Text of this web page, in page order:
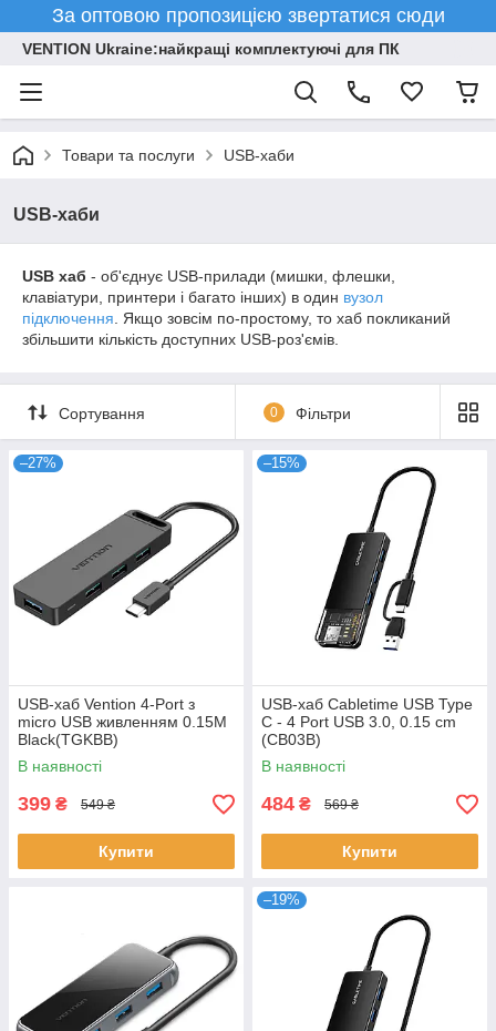
За оптовою пропозицією звертатися сюди
VENTION Ukraine:найкращі комплектуючі для ПК
Товари та послуги USB-хаби
USB-хаби
USB хаб - об'єднує USB-прилади (мишки, флешки,
клавіатури, принтери і багато інших) в один вузол
підключення . Якщо зовсім по-простому, то хаб покликаний
збільшити кількість доступних USB-роз'ємів.
Сортування 0 Фільтри
–27%
USB-хаб Vention 4-Port з
micro USB живленням 0.15M
Black(TGKBB)
В наявності
399 ₴ 549 ₴
Купити
–15%
USB-хаб Cabletime USB Type
C - 4 Port USB 3.0, 0.15 cm
(CB03B)
В наявності
484 ₴ 569 ₴
Купити
–19%